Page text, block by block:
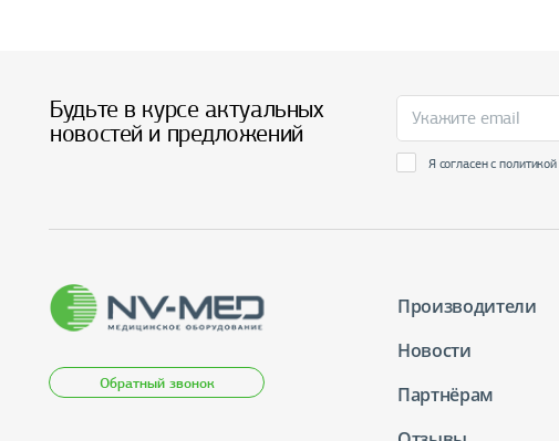
Будьте в курсе актуальных
новостей и предложений
Я согласен с политикой
Обратный звонок
Производители
Новости
Партнёрам